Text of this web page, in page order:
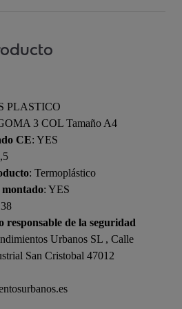
PLASTICO
3 COL Tamaño A4
CE: YES
: Termoplástico
: YES
responsable de la seguridad
Urbanos SL , Calle
San Cristobal 47012